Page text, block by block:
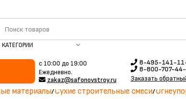
КАТЕГОРИИ
c 10:00 до 19:00
Ежедневно.
zakaz@safonovstroy.ru
8-495-141-
8-800-707-
Заказать
материалы Сухие строительные смеси